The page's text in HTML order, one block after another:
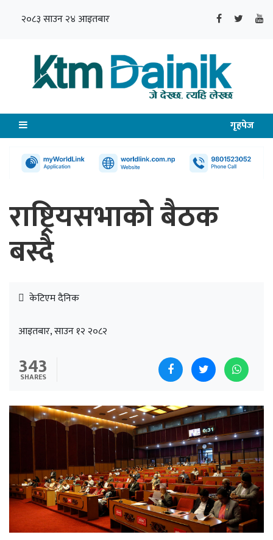
२०८३ साउन २४ आइतबार
गृहपेज
राष्ट्रियसभाको बैठक
बस्दै
केटिएम दैनिक
आइतबार, साउन १२ २०८२
343
SHARES